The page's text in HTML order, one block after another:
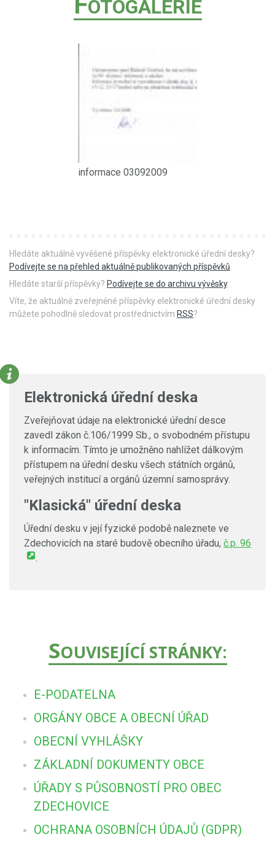
OTOGALERIE
informace 03092009
Hledáte aktuálně vyvěšené příspěvky elektronické úřední desky?
Podívejte se na přehled aktuálně publikovaných příspěvků
Hledáte starší příspěvky? Podívejte se do archivu vývěsky.
Víte, že aktuálně zveřejněné příspěvky elektronické úřední desky
můžete pohodlně sledovat prostřednictvím RSS?
Elektronická úřední deska
Zveřejňovat údaje na elektronické úřední desce
zavedl zákon č.106/1999 Sb., o svobodném přístupu
k informacím. Tímto je umožněno nahlížet dálkovým
přístupem na úřední desku všech státních orgánů,
veřejných institucí a orgánů územní samosprávy.
"Klasická" úřední deska
Úřední desku v její fyzické podobě naleznete ve
Zdechovicích na staré budově obecního úřadu, č.p. 96
.
SOUVISEJÍCÍ STRÁNKY:
E-PODATELNA
ORGÁNY OBCE A OBECNÍ ÚŘAD
OBECNÍ VYHLÁŠKY
ZÁKLADNÍ DOKUMENTY OBCE
ÚŘADY S PŮSOBNOSTÍ PRO OBEC
ZDECHOVICE
OCHRANA OSOBNÍCH ÚDAJŮ (GDPR)